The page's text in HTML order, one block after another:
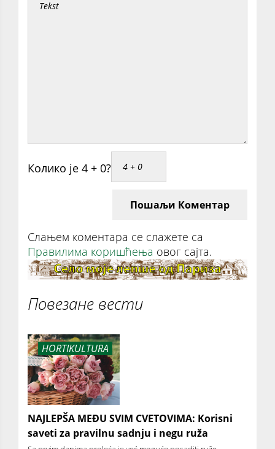
Колико је 4 + 0?
Пошаљи Коментар
Слањем коментара се слажете са
Правилима коришћења овог сајта.
Повезане вести
HORTIKULTURA
NAJLEPŠA MEĐU SVIM CVETOVIMA: Korisni
saveti za pravilnu sadnju i negu ruža